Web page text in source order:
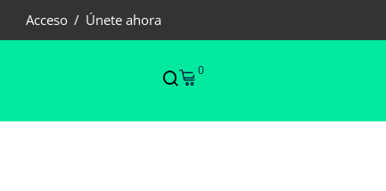
Acceso / Únete ahora
0